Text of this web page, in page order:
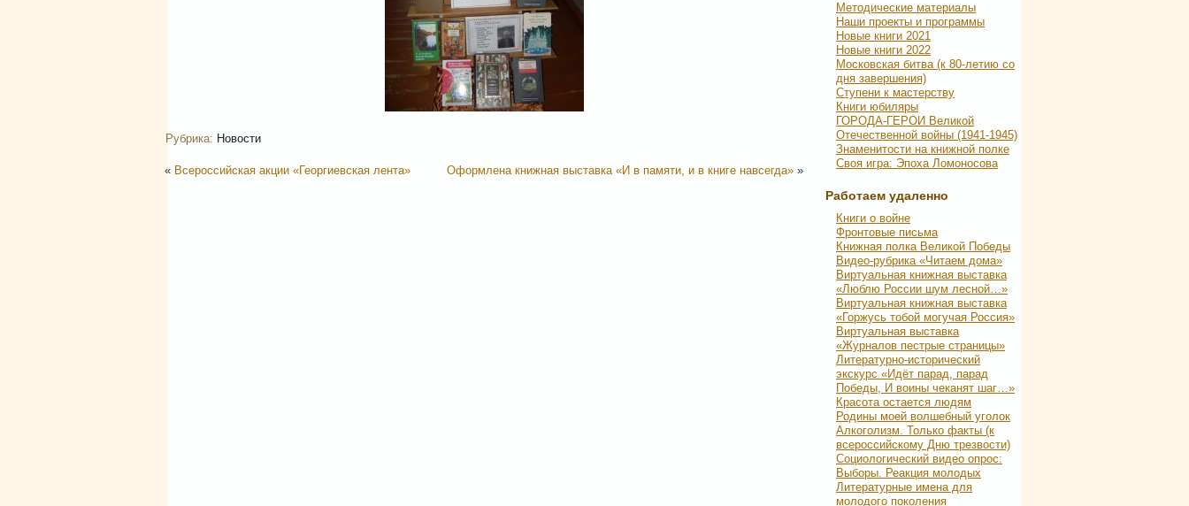
Рубрика: Новости
« Всероссийская акции «Георгиевская лента» Оформлена книжная выставка «И в памяти, и в книге навсегда» »
Методические материалы
Наши проекты и программы
Новые книги 2021
Новые книги 2022
Московская битва (к 80-летию со
дня завершения)
Ступени к мастерству
Книги юбиляры
ГОРОДА-ГЕРОИ Великой
Отечественной войны (1941-1945)
Знаменитости на книжной полке
Своя игра: Эпоха Ломоносова
Работаем удаленно
Книги о войне
Фронтовые письма
Книжная полка Великой Победы
Видео-рубрика «Читаем дома»
Виртуальная книжная выставка
«Люблю России шум лесной…»
Виртуальная книжная выставка
«Горжусь тобой могучая Россия»
Виртуальная выставка
«Журналов пестрые страницы»
Литературно-исторический
экскурс «Идёт парад, парад
Победы, И воины чеканят шаг…»
Красота остается людям
Родины моей волшебный уголок
Алкоголизм. Только факты (к
всероссийскому Дню трезвости)
Социологический видео опрос:
Выборы. Реакция молодых
Литературные имена для
молодого поколения